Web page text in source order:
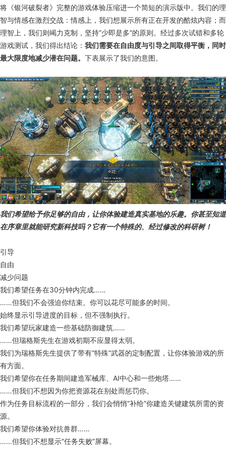
将《银河破裂者》完整的游戏体验压缩进一个简短的演示版中。我们的理
智与情感在激烈交战：情感上，我们想展示所有正在开发的酷炫内容；而
理智上，我们则竭力克制，坚持“少即是多”的原则。经过多次试错和多轮
游戏测试，我们得出结论： 我们需要在自由度与引导之间取得平衡，同时
最大限度地减少潜在问题。 下表展示了我们的意图。
我们希望给予你足够的自由，让你体验建造真实基地的乐趣。你甚至知道
在序章里就能研究新科技吗？它有一个特殊的、经过修改的科研树！
引导
自由
减少问题
我们希望任务在30分钟内完成……
……但我们不会强迫你结束。你可以花尽可能多的时间。
始终显示引导进度的目标，但不强制执行。
我们希望玩家建造一些基础防御建筑……
……但瑞格斯先生在游戏初期不应显得太弱。
我们为瑞格斯先生提供了带有“特殊”武器的定制配置，让你体验游戏的所
有方面。
我们希望你在任务期间建造军械库、AI中心和一些炮塔……
……但我们不想因为你把资源花在别处而惩罚你。
作为任务目标流程的一部分，我们会悄悄“补给”你建造关键建筑所需的资
源。
我们希望你体验对抗兽群……
……但我们不想显示“任务失败”屏幕。